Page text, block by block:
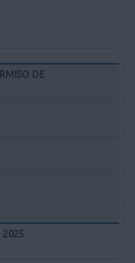
DE
2025